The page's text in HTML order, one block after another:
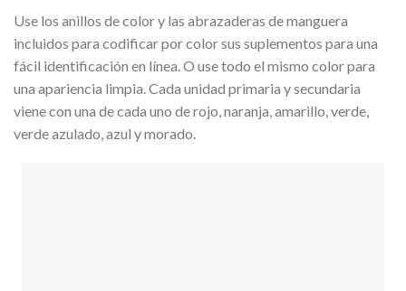
Use los anillos de color y las abrazaderas de manguera
incluidos para codificar por color sus suplementos para una
fácil identificación en línea. O use todo el mismo color para
una apariencia limpia. Cada unidad primaria y secundaria
viene con una de cada uno de rojo, naranja, amarillo, verde,
verde azulado, azul y morado.